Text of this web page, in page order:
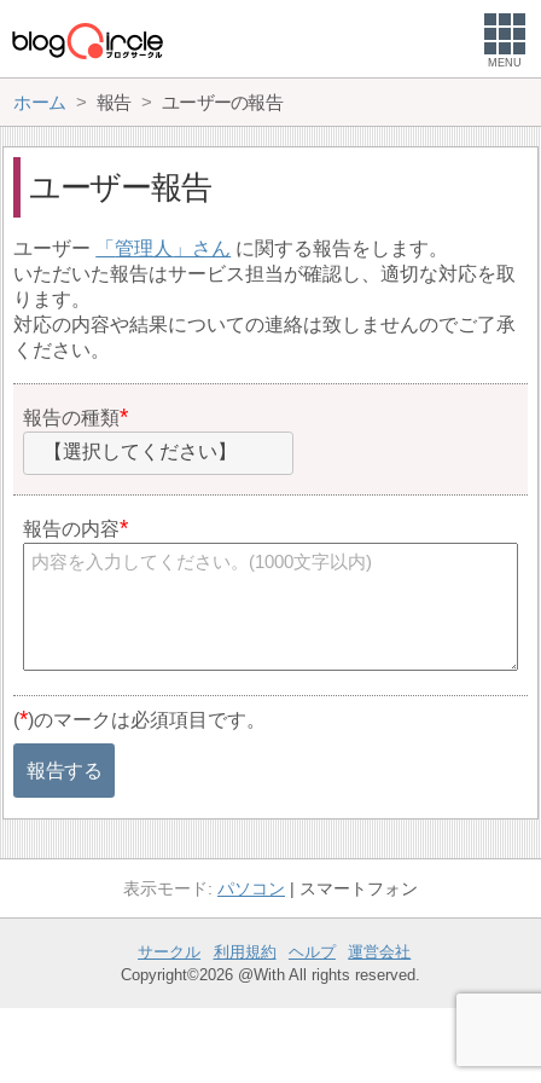
MENU
ホーム 報告 ユーザーの報告
ユーザー報告
ユーザー 管理人
に関する報告をします。
いただいた報告はサービス担当が確認し、適切な対応を取
ります。
対応の内容や結果についての連絡は致しませんのでご了承
ください。
報告の種類
【選択してください】
報告の内容
(*)のマークは必須項目です。
報告する
パソコン スマートフォン
サークル 利用規約 ヘルプ
運営会社
Copyright©2026 @With All rights reserved.